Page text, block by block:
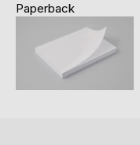
Paperback